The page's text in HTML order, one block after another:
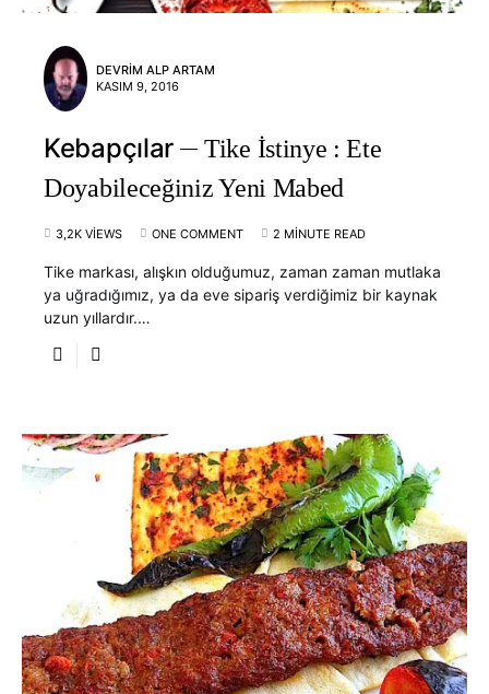
DEVRIM ALP ARTAM
KASIM 9, 2016
Kebapçılar
Tike İstinye : Ete
Doyabileceğiniz Yeni Mabed
3,2K VIEWS ONE COMMENT 2 MINUTE READ
Tike markası, alışkın olduğumuz, zaman zaman mutlaka
ya uğradığımız, ya da eve sipariş verdiğimiz bir kaynak
uzun yıllardır.…